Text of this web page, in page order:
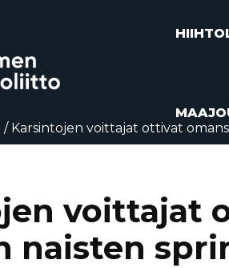
/ Karsintojen voittajat ottivat
voittajat
naisten